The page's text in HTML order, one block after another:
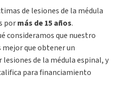
de lesiones de la médula
pormás de 15 años.
consideramos que nuestro
que obtener un
de la médula espinal, y
para financiamiento